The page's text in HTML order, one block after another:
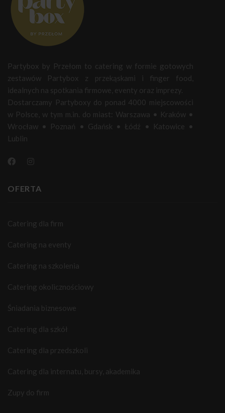
Partybox by Przełom to catering w formie gotowych
zestawów Partybox z przekąskami i finger food,
idealnych na spotkania firmowe, eventy oraz imprezy.
Dostarczamy Partyboxy do ponad 4000 miejscowości
w Polsce, w tym m.in. do miast: Warszawa • Kraków •
Wrocław • Poznań • Gdańsk • Łódź • Katowice •
Lublin
OFERTA
Catering dla firm
Catering na eventy
Catering na szkolenia
Catering okolicznościowy
Śniadania biznesowe
Catering dla szkół
Catering dla przedszkoli
Catering dla internatu, bursy, akademika
Zupy do firm